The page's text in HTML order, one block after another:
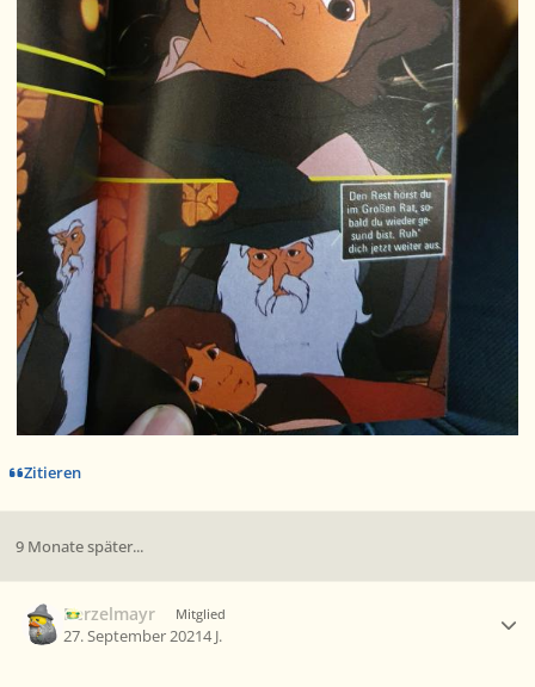
Zitieren
9 Monate später...
Berzelmayr Mitglied
27. September 20214 J.